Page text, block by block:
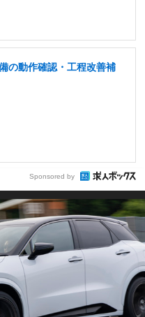
の動作確認・工程改善補
Sponsored by